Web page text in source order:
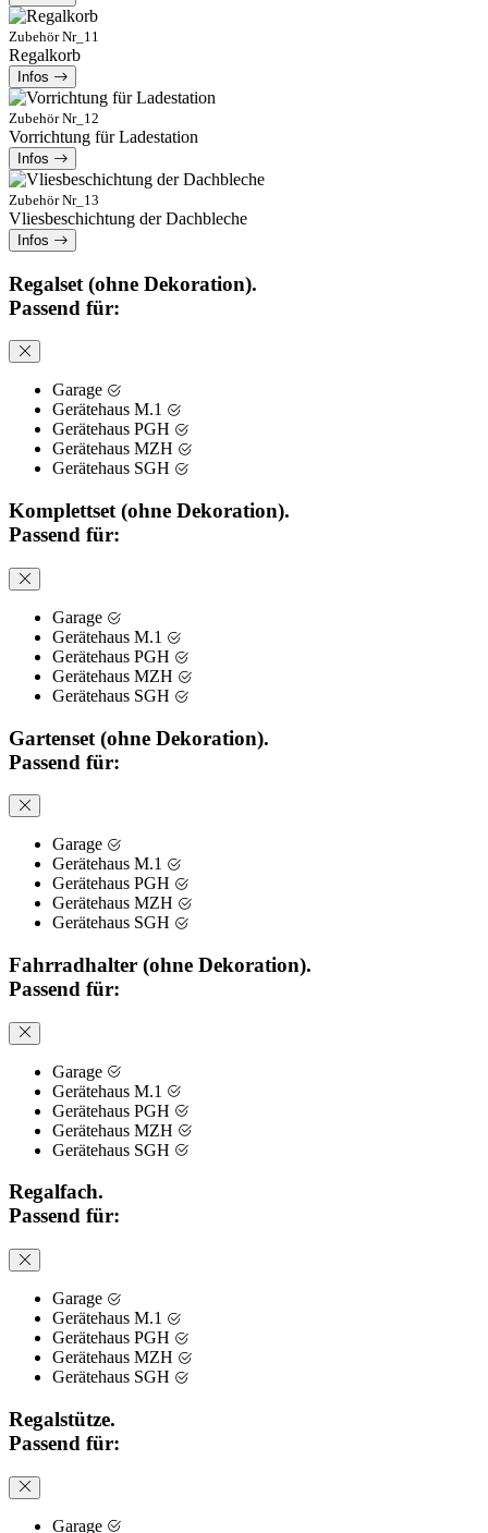
Zubehör Nr_11
Regalkorb
Infos
Zubehör Nr_12
Vorrichtung für Ladestation
Infos
Zubehör Nr_13
Vliesbeschichtung der Dachbleche
Infos
Regalset (ohne Dekoration).
Passend für:
Garage
Gerätehaus M.1
Gerätehaus PGH
Gerätehaus MZH
Gerätehaus SGH
Komplettset (ohne Dekoration).
Passend für:
Garage
Gerätehaus M.1
Gerätehaus PGH
Gerätehaus MZH
Gerätehaus SGH
Gartenset (ohne Dekoration).
Passend für:
Garage
Gerätehaus M.1
Gerätehaus PGH
Gerätehaus MZH
Gerätehaus SGH
Fahrradhalter (ohne Dekoration).
Passend für:
Garage
Gerätehaus M.1
Gerätehaus PGH
Gerätehaus MZH
Gerätehaus SGH
Regalfach.
Passend für:
Garage
Gerätehaus M.1
Gerätehaus PGH
Gerätehaus MZH
Gerätehaus SGH
Regalstütze.
Passend für:
Garage